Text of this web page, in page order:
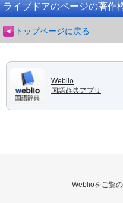
ライブドアのページの著作
トップページに戻る
Weblio
国語辞典アプリ
Weblioをご覧